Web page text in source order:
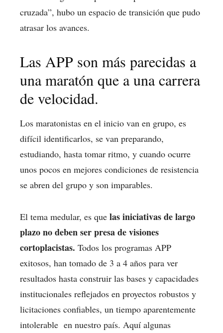
cruzada”, hubo un espacio de transición que pudo
atrasar los avances.
Las APP son más parecidas a
una maratón que a una carrera
de velocidad.
Los maratonistas en el inicio van en grupo, es
difícil identificarlos, se van preparando,
estudiando, hasta tomar ritmo, y cuando ocurre
unos pocos en mejores condiciones de resistencia
se abren del grupo y son imparables.
El tema medular, es que las iniciativas de largo
plazo no deben ser presa de visiones
cortoplacistas. Todos los programas APP
exitosos, han tomado de 3 a 4 años para ver
resultados hasta construir las bases y capacidades
institucionales reflejados en proyectos robustos y
licitaciones confiables, un tiempo aparentemente
intolerable en nuestro país. Aquí algunas